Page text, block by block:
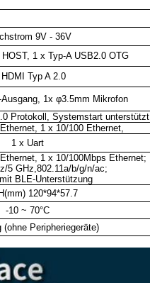
9V - 36V
1 x Typ-A USB2.0 OTG
Typ A 2.0
1x φ3.5mm Mikrofon
Protokoll, Systemstart unterstützt
1 x 10/100 Ethernet,
1 x Uart
1 x 10/100Mbps Ethernet;
5 GHz,802.11a/b/g/n/ac;
BLE-Unterstützung
120*94*57.7
-10 ~ 70°C
(ohne Peripheriegeräte)